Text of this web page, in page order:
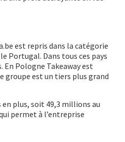
est repris dans la catégorie
Portugal. Dans tous ces pays
En Pologne Takeaway est
groupe est un tiers plus grand
en plus, soit 49,3 millions au
permet à l’entreprise